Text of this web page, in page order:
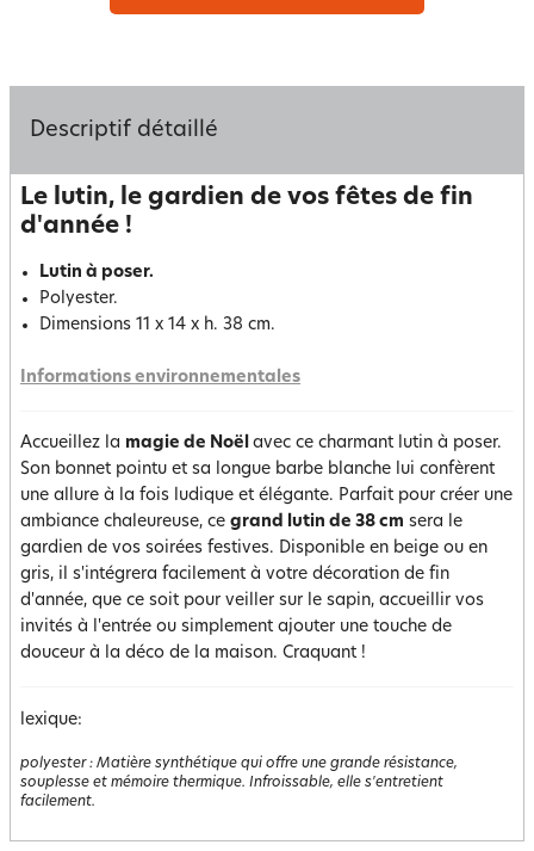
Descriptif détaillé
Le lutin, le gardien de vos fêtes de fin
d'année !
Lutin à poser.
Polyester.
Dimensions 11 x 14 x h. 38 cm.
Informations environnementales
Accueillez la magie de Noël avec ce charmant lutin à poser.
Son bonnet pointu et sa longue barbe blanche lui confèrent
une allure à la fois ludique et élégante. Parfait pour créer une
ambiance chaleureuse, ce grand lutin de 38 cm sera le
gardien de vos soirées festives. Disponible en beige ou en
gris, il s'intégrera facilement à votre décoration de fin
d'année, que ce soit pour veiller sur le sapin, accueillir vos
invités à l'entrée ou simplement ajouter une touche de
douceur à la déco de la maison. Craquant !
lexique:
polyester: Matière synthétique qui offre une grande résistance,
souplesse et mémoire thermique. Infroissable, elle s'entretient
facilement.